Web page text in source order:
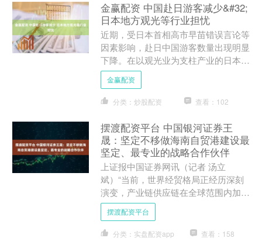
金赢配资 中国赴日游客减少&#32;
日本地方观光等行业担忧
近期，受日本首相高市早苗错误言论等
因素影响，赴日中国游客数量出现明显
下降。在以观光业为支柱产业的日本长
野县部分地区，当地的餐饮、古董行
业，以及酒店业就受到了影响....
金赢配资
分类：炒股配资 查看：102
摆渡配资平台 中国银河证券王
晟：坚定不移做海南自贸港建设最
坚定、最专业的战略合作伙伴
上证报中国证券网讯（记者 汤立
斌）“当前，世界经贸格局正经历深刻
演变，产业链供应链在全球范围内加速
重构。”中国银河（601881）证券党委
书记、董事长王晟1月1....
摆渡配资平台
分类：实盘配资app 查看：158